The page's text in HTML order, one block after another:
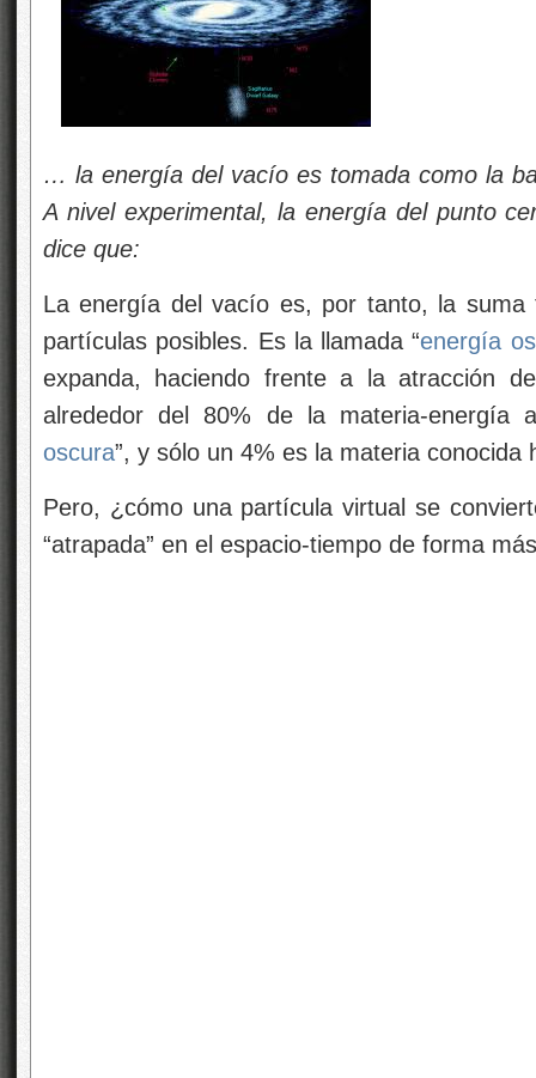
… la energía del vacío es tomada como la
A nivel experimental, la energía del punto
dice que:
La energía del vacío es, por tanto, la
partículas posibles. Es la llamada “energía
expanda, haciendo frente a la atracción
alrededor del 80% de la materia-energía
oscura”, y sólo un 4% es la materia
Pero, ¿cómo una partícula virtual se
“atrapada” en el espacio-tiempo de forma